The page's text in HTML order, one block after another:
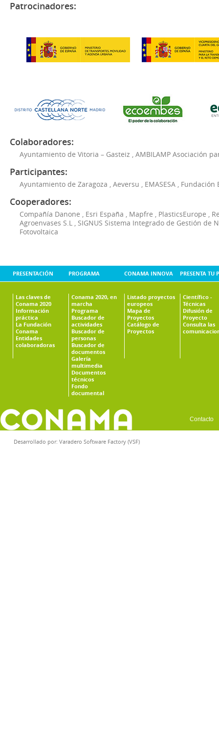
Patrocinadores:
Colaboradores:
Ayuntamiento de Vitoria – Gasteiz AMBILAMP Asociación
Participantes:
Ayuntamiento de Zaragoza Aeversu EMASESA Fundación
Cooperadores:
Compañía Danone Esri España Mapfre PlasticsEurope
Agroenvases S.L
SIGNUS Sistema Integrado de Gestión de
Fotovoltaica
PRESENTACIÓN
Las claves de
Conama 2020
Información
práctica
La Fundación
Conama
Entidades
colaboradoras
PROGRAMA
Conama 2020, en
marcha
Programa
Buscador de
actividades
Buscador de
personas
Buscador de
documentos
Galería
multimedia
Documentos
técnicos
Fondo
documental
CONAMA INNOVA
Listado proyectos
europeos
Mapa de
Proyectos
Catálogo de
Proyectos
PRESENTA TU
Científico -
Técnicas
Difusión de
Proyecto
Consulta las
Contacto
Desarrollado por: Varadero Software Factory (VSF)